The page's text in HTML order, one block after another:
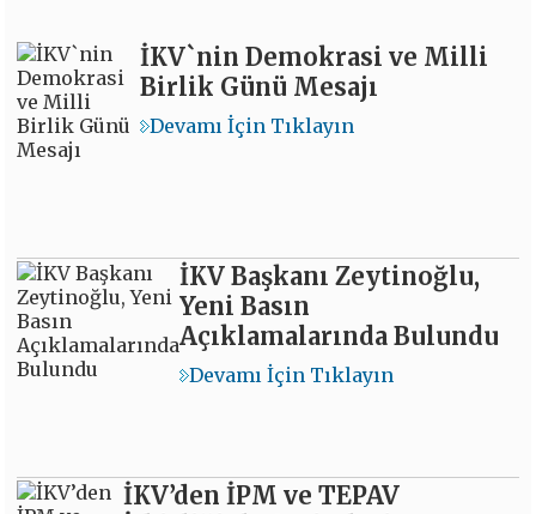
İKV`nin Demokrasi ve Milli
Birlik Günü Mesajı
Devamı İçin Tıklayın
İKV Başkanı Zeytinoğlu,
Yeni Basın
Açıklamalarında Bulundu
Devamı İçin Tıklayın
İKV’den İPM ve TEPAV